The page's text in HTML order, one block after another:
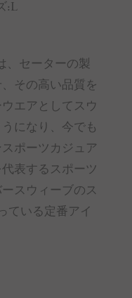
:L
、セーターの製
その高い品質を
エアとしてスウ
になり、今でも
ポーツカジュア
表するスポーツ
スウィーブのス
ている定番アイ